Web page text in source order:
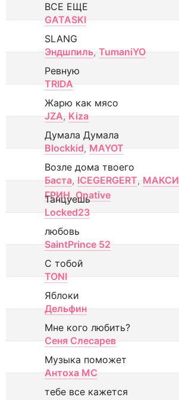
ВСЕ ЕЩЕ
GATASKI
SLANG
Эндшпиль, TumaniYO
Ревную
TRIDA
Жарю как мясо
JZA, Kiza
Думала Думала
Blockkid, MAYOT
Возле дома твоего
Баста, ICEGERGERT, МАКСИ
ГРИН, Onative
Танцуешь
Locked23
любовь
SaintPrince 52
С тобой
TONI
Яблоки
Дельфин
Мне кого любить?
Сеня Слесарев
Музыка поможет
Антоха МС
тебе все кажется